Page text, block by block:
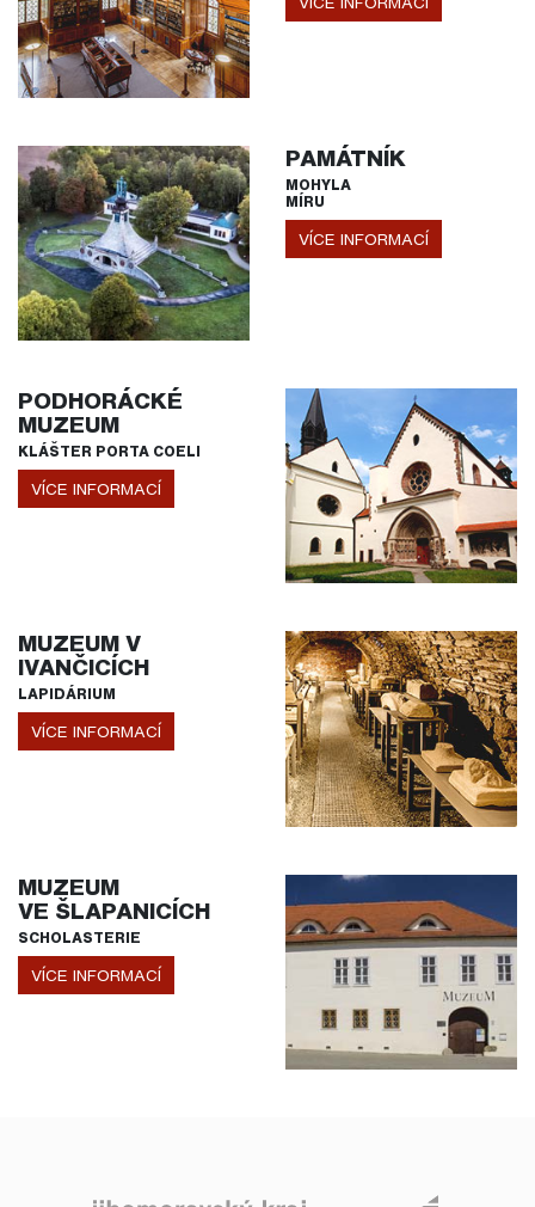
PAMÁTNÍK
MOHYLA
MÍRU
VÍCE INFORMACÍ
PODHORÁCKÉ
MUZEUM
KLÁŠTER PORTA COELI
VÍCE INFORMACÍ
MUZEUM V
IVANČICÍCH
LAPIDÁRIUM
VÍCE INFORMACÍ
MUZEUM
VE ŠLAPANICÍCH
SCHOLASTERIE
VÍCE INFORMACÍ